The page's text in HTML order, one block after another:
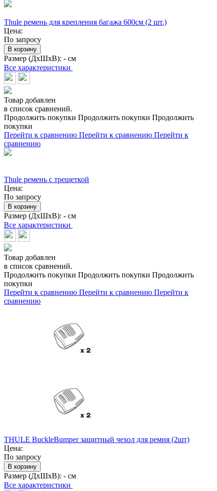
Thule ремень для крепления багажа 600см (2 шт.)
Цена:
По запросу
В корзину
Размер (ДхШхВ): - см
Все характеристики
Товар добавлен
в список сравнений.
Продолжить покупки Продолжить покупки Продолжить
покупки
Перейти к сравнению Перейти к сравнению Перейти к
сравнению
Thule ремень с трещеткой
Цена:
По запросу
В корзину
Размер (ДхШхВ): - см
Все характеристики
Товар добавлен
в список сравнений.
Продолжить покупки Продолжить покупки Продолжить
покупки
Перейти к сравнению Перейти к сравнению Перейти к
сравнению
THULE BuckleBumper защитный чехол для ремня (2шт)
Цена:
По запросу
В корзину
Размер (ДхШхВ): - см
Все характеристики